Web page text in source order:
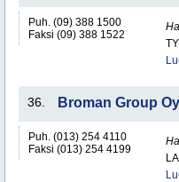
Puh. (09) 388 1500
Faksi (09) 388 1522
36. Broman Group Oy
Puh. (013) 254 4110
Faksi (013) 254 4199